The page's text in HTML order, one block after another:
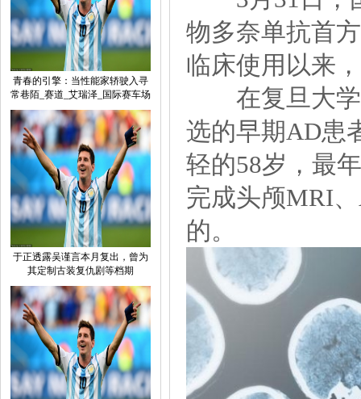
青春的引擎：当性能家轿驶入寻
常巷陌_赛道_艾瑞泽_国际赛车场
于正透露吴谨言本月复出，曾为
其定制古装复仇剧等档期
物多奈单抗首
临床使用以来
在复旦大学
选的早期AD患
轻的58岁，最
完成头颅MRI
的。